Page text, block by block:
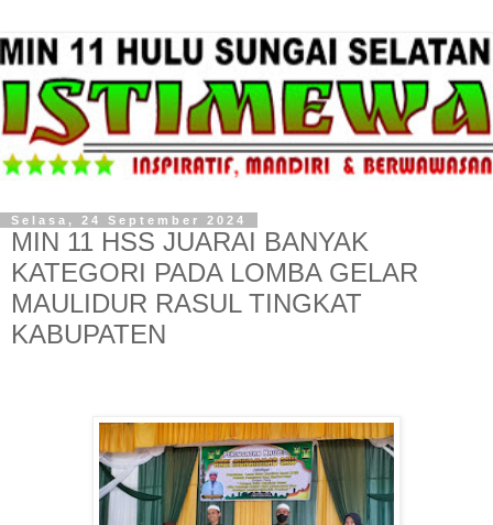
Selasa, 24 September 2024
MIN 11 HSS JUARAI BANYAK
KATEGORI PADA LOMBA GELAR
MAULIDUR RASUL TINGKAT
KABUPATEN